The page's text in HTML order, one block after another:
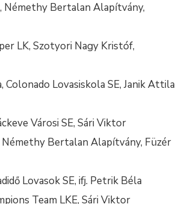
Némethy Bertalan Alapítvány,
LK, Szotyori Nagy Kristóf,
Colonado Lovasiskola SE, Janik Attila
Városi SE, Sári Viktor
Bertalan Alapítvány, Füzér
Lovasok SE, ifj. Petrik Béla
Team LKE, Sári Viktor